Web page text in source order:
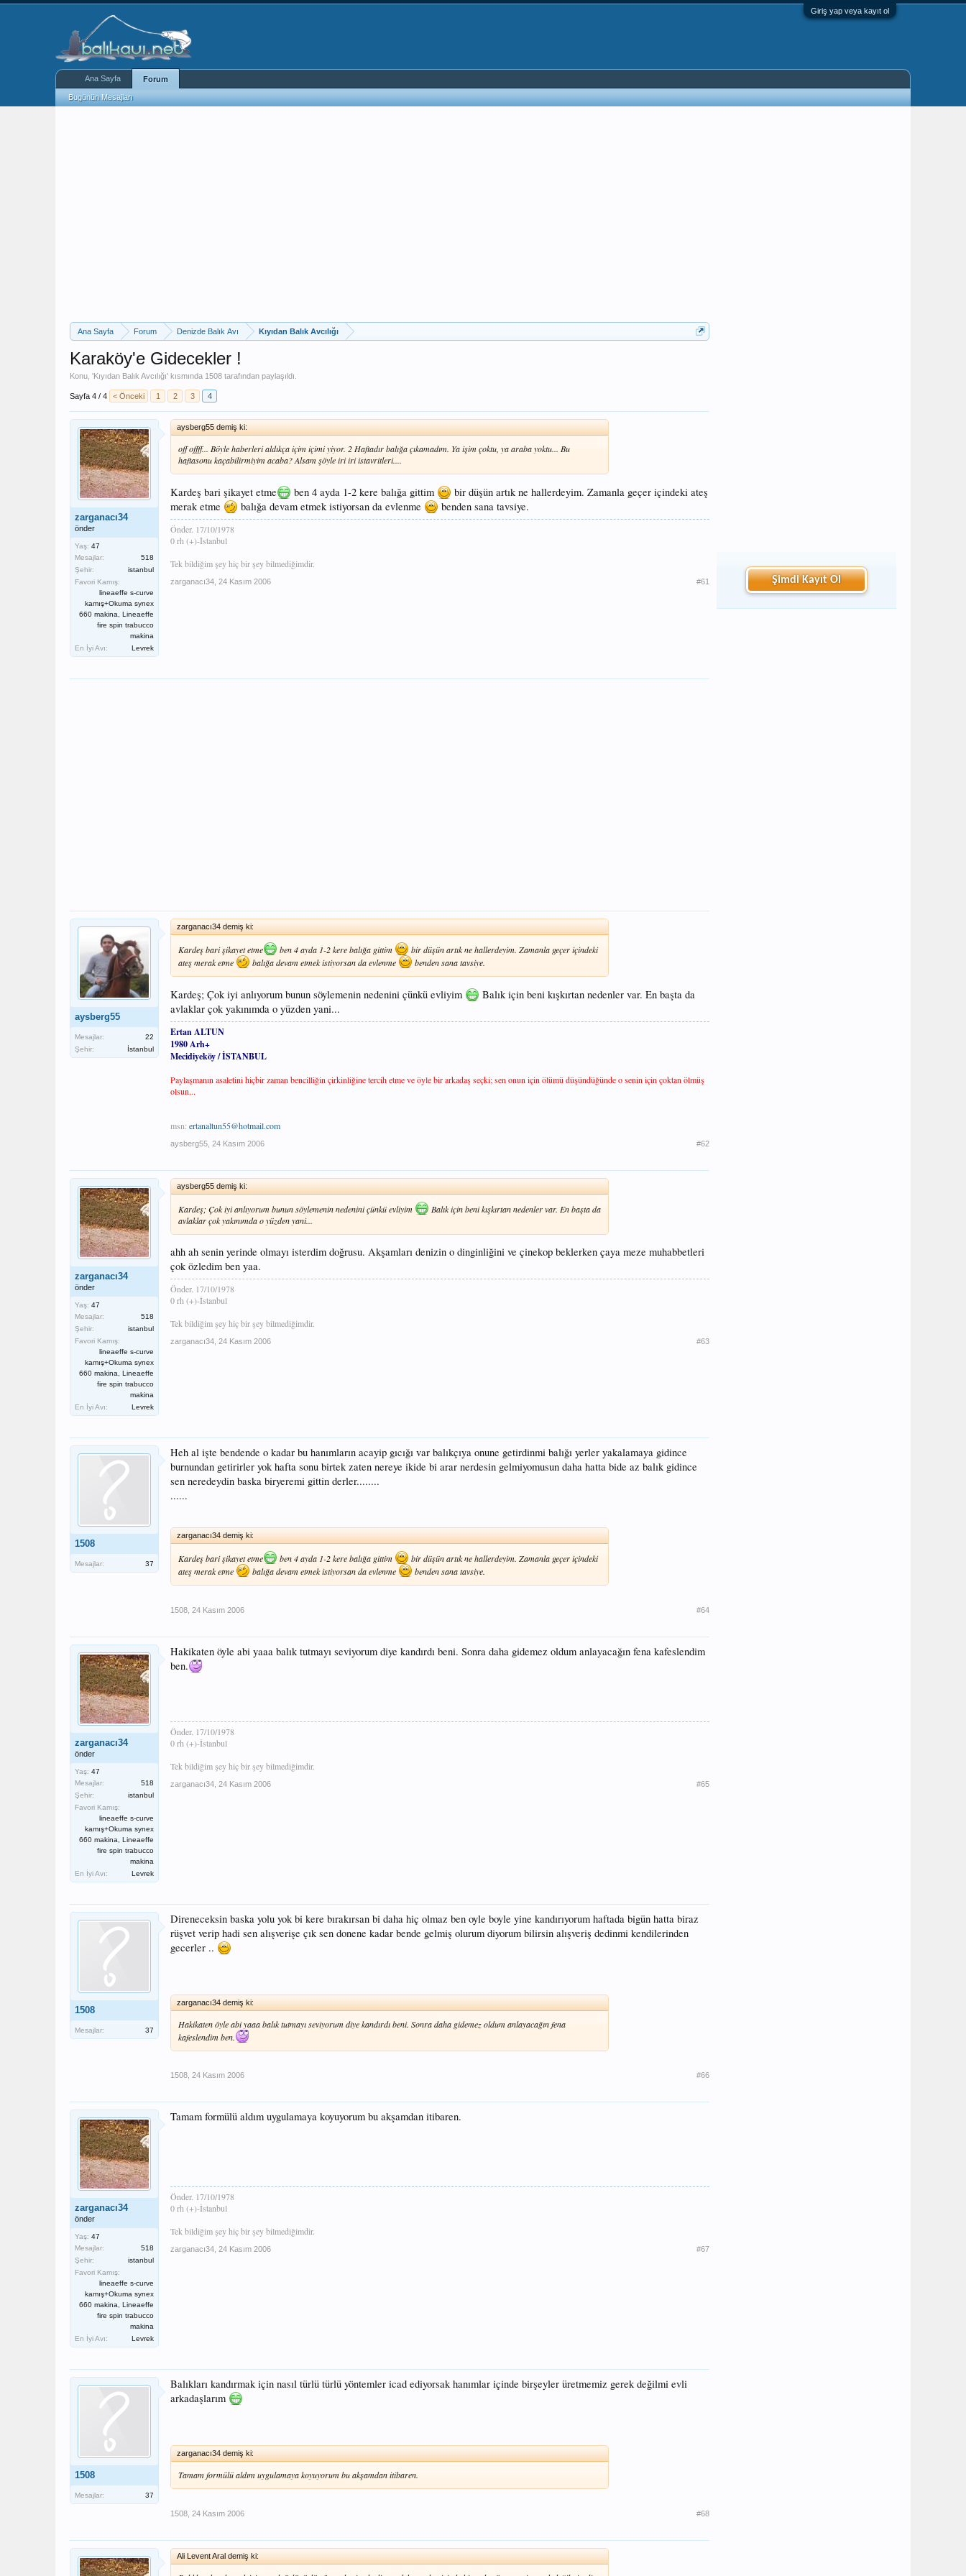
Giriş yap veya kayıt ol
Ana Sayfa Forum Denizde Balık Avı Kıyıdan Balık Avcılığı
Karaköy'e Gidecekler !
Konu, 'Kıyıdan Balık Avcılığı' kısmında 1508 tarafından paylaşıldı.
Sayfa 4 / 4 < Önceki 1 2 3 4
zarganacı34
önder
Yaş: 47
Mesajlar:
518
Şehir:
istanbul
Favori Kamış:
lineaeffe s-curve
kamış+Okuma synex
660 makina, Lineaeffe
fire spin trabucco
makina
En İyi Avı:
Levrek
aysberg55 demiş ki:
off offff... Böyle haberleri aldıkça içim içimi yiyor. 2 Haftadır balığa çıkamadım. Ya işim çoktu, ya araba yoktu... Bu
haftasonu kaçabilirmiyim acaba? Alsam şöyle iri iri istavritleri....
Kardeş bari şikayet etme ben 4 ayda 1-2 kere balığa gittim
bir düşün artık ne hallerdeyim. Zamanla geçer içindeki ateş
merak etme
balığa devam etmek istiyorsan da evlenme benden sana tavsiye.
Önder. 17/10/1978
0 rh (+)-İstanbul
Tek bildiğim şey hiç bir şey bilmediğimdir.
zarganacı34 24 Kasım 2006 #61
aysberg55
Mesajlar:
22
Şehir:
İstanbul
zarganacı34 demiş ki:
Kardeş bari şikayet etme ben 4 ayda 1-2 kere balığa gittim
bir düşün artık ne hallerdeyim. Zamanla geçer içindeki
ateş merak etme
balığa devam etmek istiyorsan da evlenme benden sana tavsiye.
Kardeş; Çok iyi anlıyorum bunun söylemenin nedenini çünkü evliyim
Balık için beni kışkırtan nedenler var. En başta da
avlaklar çok yakınımda o yüzden yani...
Ertan ALTUN
1980 Arh+
Mecidiyeköy / İSTANBUL
Paylaşmanın asaletini hiçbir zaman bencilliğin çirkinliğine tercih etme ve öyle bir arkadaş seçki; sen onun için ölümü düşündüğünde o senin için çoktan ölmüş
olsun...
msn: ertanaltun55@hotmail.com
aysberg55 24 Kasım 2006 #62
zarganacı34
önder
Yaş: 47
Mesajlar:
518
Şehir:
istanbul
Favori Kamış:
lineaeffe s-curve
kamış+Okuma synex
660 makina, Lineaeffe
fire spin trabucco
makina
En İyi Avı:
Levrek
aysberg55 demiş ki:
Kardeş; Çok iyi anlıyorum bunun söylemenin nedenini çünkü evliyim
Balık için beni kışkırtan nedenler var. En başta da
avlaklar çok yakınımda o yüzden yani...
ahh ah senin yerinde olmayı isterdim doğrusu. Akşamları denizin o dinginliğini ve çinekop beklerken çaya meze muhabbetleri
çok özledim ben yaa.
Önder. 17/10/1978
0 rh (+)-İstanbul
Tek bildiğim şey hiç bir şey bilmediğimdir.
zarganacı34 24 Kasım 2006 #63
1508
Mesajlar: 37
Heh al işte bendende o kadar bu hanımların acayip gıcığı var balıkçıya onune getirdinmi balığı yerler yakalamaya gidince
burnundan getirirler yok hafta sonu birtek zaten nereye ikide bi arar nerdesin gelmiyomusun daha hatta bide az balık gidince
sen neredeydin baska biryeremi gittin derler........
......
zarganacı34 demiş ki:
Kardeş bari şikayet etme ben 4 ayda 1-2 kere balığa gittim
bir düşün artık ne hallerdeyim. Zamanla geçer içindeki
ateş merak etme
balığa devam etmek istiyorsan da evlenme benden sana tavsiye.
1508 24 Kasım 2006 #64
zarganacı34
önder
Yaş: 47
Mesajlar:
518
Şehir:
istanbul
Favori Kamış:
lineaeffe s-curve
kamış+Okuma synex
660 makina, Lineaeffe
fire spin trabucco
makina
En İyi Avı:
Levrek
Hakikaten öyle abi yaaa balık tutmayı seviyorum diye kandırdı beni. Sonra daha gidemez oldum anlayacağın fena kafeslendim
ben.
Önder. 17/10/1978
0 rh (+)-İstanbul
Tek bildiğim şey hiç bir şey bilmediğimdir.
zarganacı34 24 Kasım 2006 #65
1508
Mesajlar: 37
Direneceksin baska yolu yok bi kere bırakırsan bi daha hiç olmaz ben oyle boyle yine kandırıyorum haftada bigün hatta biraz
rüşvet verip hadi sen alışverişe çık sen donene kadar bende gelmiş olurum diyorum bilirsin alışveriş dedinmi kendilerinden
gecerler ..
zarganacı34 demiş ki:
Hakikaten öyle abi yaaa balık tutmayı seviyorum diye kandırdı beni. Sonra daha gidemez oldum anlayacağın fena
kafeslendim ben.
1508 24 Kasım 2006 #66
zarganacı34
önder
Yaş: 47
Mesajlar:
518
Şehir:
istanbul
Favori Kamış:
lineaeffe s-curve
kamış+Okuma synex
660 makina, Lineaeffe
fire spin trabucco
makina
En İyi Avı:
Levrek
Tamam formülü aldım uygulamaya koyuyorum bu akşamdan itibaren.
Önder. 17/10/1978
0 rh (+)-İstanbul
Tek bildiğim şey hiç bir şey bilmediğimdir.
zarganacı34 24 Kasım 2006 #67
1508
Mesajlar: 37
Balıkları kandırmak için nasıl türlü türlü yöntemler icad ediyorsak hanımlar içinde birşeyler üretmemiz gerek değilmi evli
arkadaşlarım
zarganacı34 demiş ki:
Tamam formülü aldım uygulamaya koyuyorum bu akşamdan itibaren.
1508 24 Kasım 2006 #68
Ali Levent Aral demiş ki:
Şimdi Kayıt Ol
Ana Sayfa Forum
Bugünün Mesajları